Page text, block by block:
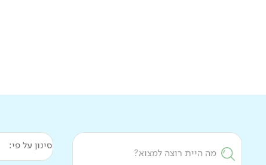
סינון על פי: